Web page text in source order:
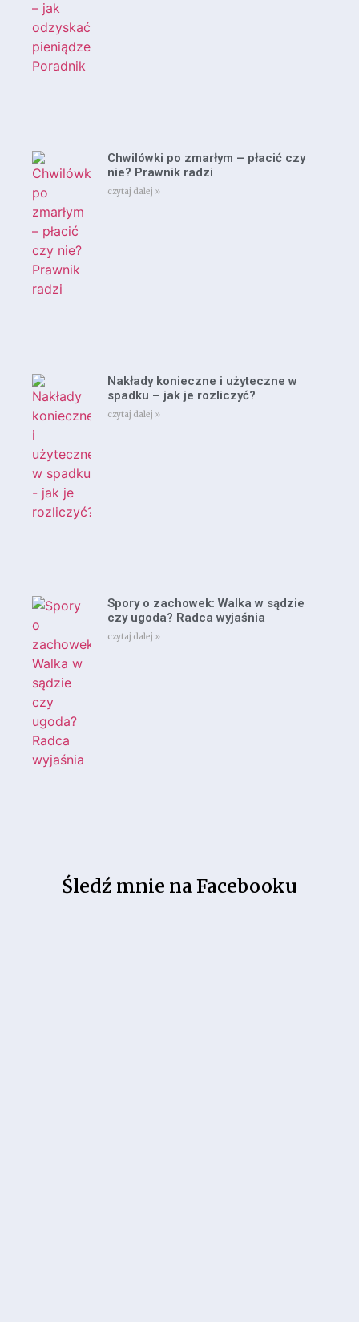
Chwilówki po zmarłym – płacić czy
nie? Prawnik radzi
czytaj dalej »
Nakłady konieczne i użyteczne w
spadku – jak je rozliczyć?
czytaj dalej »
Spory o zachowek: Walka w sądzie
czy ugoda? Radca wyjaśnia
czytaj dalej »
Śledź mnie na Facebooku